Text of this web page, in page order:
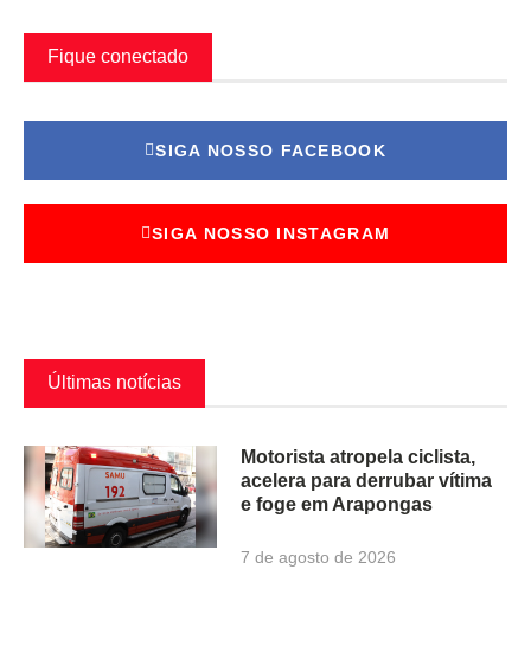
Fique conectado
SIGA NOSSO FACEBOOK
SIGA NOSSO INSTAGRAM
Últimas notícias
Motorista atropela ciclista,
acelera para derrubar vítima
e foge em Arapongas
7 de agosto de 2026